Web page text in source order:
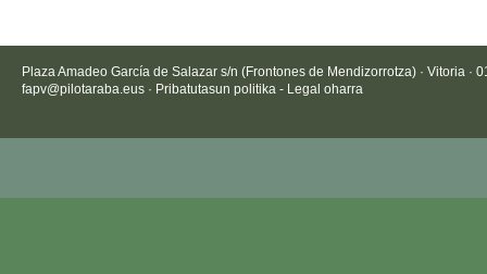
Plaza Amadeo García de Salazar s/n (Frontones de Mendizorrotza) · Vitoria ·
fapv@pilotaraba.eus · Pribatutasun politika - Legal oharra